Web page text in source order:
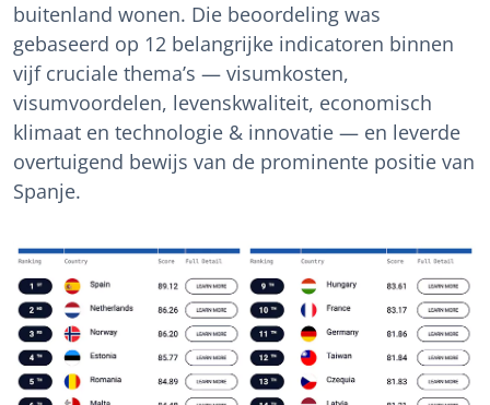
buitenland wonen. Die beoordeling was
gebaseerd op 12 belangrijke indicatoren binnen
vijf cruciale thema’s — visumkosten,
visumvoordelen, levenskwaliteit, economisch
klimaat en technologie & innovatie — en leverde
overtuigend bewijs van de prominente positie van
Spanje.